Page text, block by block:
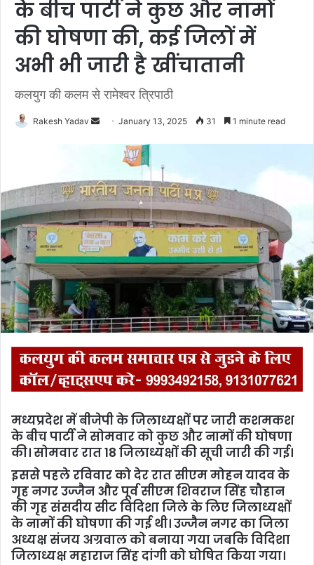
के बीच पार्टी ने कुछ और नामों
की घोषणा की, कई जिलों में
अभी भी जारी है खींचातानी
कलयुग की कलम से रामेश्वर त्रिपाठी
Rakesh Yadav
a
n
e
m
a
l
January 13, 2025 31 1 minute read
मध्यप्रदेश में बीजेपी के जिलाध्यक्षों पर जारी कशमकश
के बीच पार्टी ने सोमवार को कुछ और नामों की घोषणा
की। सोमवार रात 18 जिलाध्यक्षों की सूची जारी की गई।
इससे पहले रविवार को देर रात सीएम मोहन यादव के
गृह नगर उज्जैन और पूर्व सीएम शिवराज सिंह चौहान
की गृह संसदीय सीट विदिशा जिले के लिए जिलाध्यक्षों
के नामों की घोषणा की गई थी। उज्जैन नगर का जिला
अध्यक्ष संजय अग्रवाल को बनाया गया ​जबकि विदिशा
जिलाध्यक्ष महाराज सिंह दांगी को घोषित किया गया।